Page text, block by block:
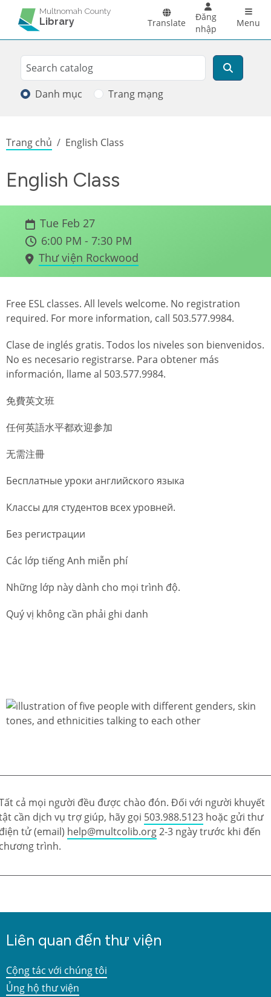
Skip to main content
Multnomah County
Library Translate
Đăng
nhập
Menu
Search
Tìm kiếm
Danh mục Trang mạng
Breadcrumb
Trang chủ English Class
English Class
Tue Feb 27
6:00 PM - 7:30 PM
Thư viện Rockwood
Free ESL classes. All levels welcome. No registration
required. For more information, call 503.577.9984.
Clase de inglés gratis. Todos los niveles son bienvenidos.
No es necesario registrarse. Para obtener más
información, llame al 503.577.9984.
免費英文班
任何英語水平都欢迎参加
无需注冊
Бесплатные уроки английского языка
Классы для студентов всех уровней.
Без регистрации
Các lớp tiếng Anh miễn phí
Những lớp này dành cho mọi trình độ.
Quý vị không cần phải ghi danh
cả mọi người đều được chào đón. Đối với người khuyết
cần dịch vụ trợ giúp, hãy gọi 503.988.5123 hoặc gửi thư
tử (email) help@multcolib.org2-3 ngày trước khi đến
trình.
Liên quan đến thư viện
Cộng tác với chúng tôi
Ủng hộ thư viện